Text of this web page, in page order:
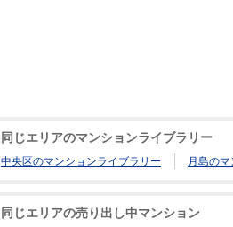
同じエリアのマンションライブラリー
中央区のマンションライブラリー 月島の
同じエリアの売り出し中マンション